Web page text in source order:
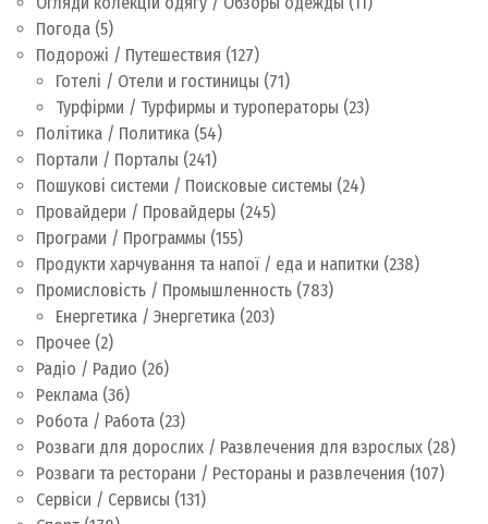
Погода (5)
Подорожі / Путешествия (127)
Готелі / Отели и гостиницы (71)
Турфірми / Турфирмы и туроператоры (23)
Політика / Политика (54)
Портали / Порталы (241)
Пошукові системи / Поисковые системы (24)
Провайдери / Провайдеры (245)
Програми / Программы (155)
Продукти харчування та напої / еда и напитки (238)
Промисловість / Промышленность (783)
Енергетика / Энергетика (203)
Прочее (2)
Радіо / Радио (26)
Реклама (36)
Робота / Работа (23)
Розваги для дорослих / Развлечения для взрослых (28)
Розваги та ресторани / Рестораны и развлечения (107)
Сервіси / Сервисы (131)